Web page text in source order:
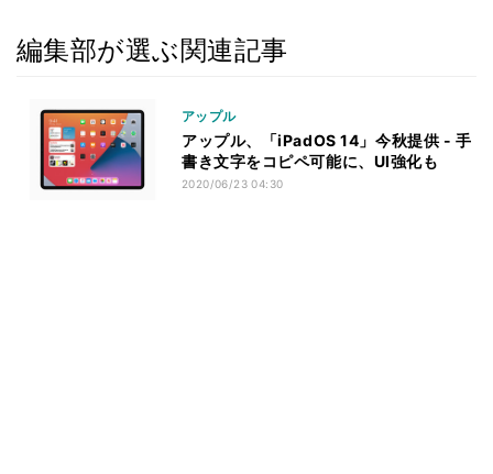
編集部が選ぶ関連記事
アップル
アップル、「iPadOS 14」今秋提供 - 手
書き文字をコピペ可能に、UI強化も
2020/06/23 04:30